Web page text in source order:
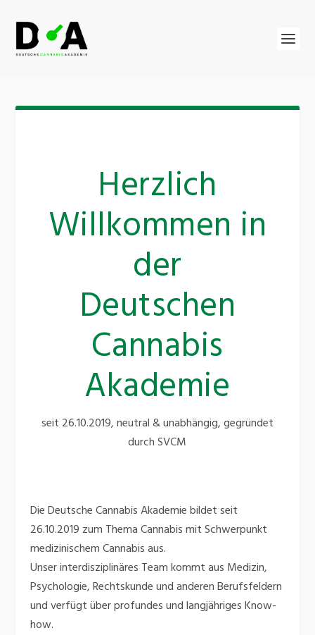
Herzlich
Willkommen in
der
Deutschen
Cannabis
Akademie
seit 26.10.2019, neutral & unabhängig, gegründet
durch SVCM
Die Deutsche Cannabis Akademie bildet seit
26.10.2019 zum Thema Cannabis mit Schwerpunkt
medizinischem Cannabis aus.
Unser interdisziplinäres Team kommt aus Medizin,
Psychologie, Rechtskunde und anderen Berufsfeldern
und verfügt über profundes und langjähriges Know-
how.